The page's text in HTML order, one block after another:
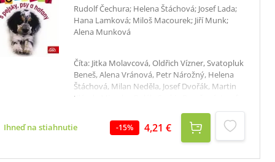
Rudolf Čechura; Helena Štáchová; Josef Lada;
Hana Lamková; Miloš Macourek; Jiří Munk;
Alena Munková
Číta: Jitka Molavcová, Oldřich Vízner, Svatopluk
Beneš, Alena Vránová, Petr Nárožný, Helena
Štáchová, Milan Neděla, Josef Dvořák, Martin
Klásek, Miroslav Polák, Saskia Burešová, Josef
Hlinomaz, Petr Šplíchal, Vladimír Hrubý, Mirko
Musil, Josef Beyvl, Miloš Rozhoň, Jarmila
Orlová, David Vlček, Regina Rázlová, Václav
Vondráček, Pavel Wiener Celkový čas: 1 hodina
1 minúta Věřte nebo nevěřte, ale ani pohádky
Ihneď na stiahnutie -15% 4,21 €